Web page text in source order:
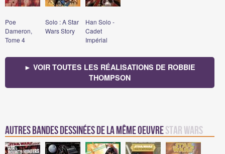
Poe
Dameron,
Tome 4
Solo : A Star
Wars Story
Han Solo -
Cadet
Impérial
► VOIR TOUTES LES RÉALISATIONS DE ROBBIE
THOMPSON
Autres bandes dessinées de la même oeuvreStar Wars